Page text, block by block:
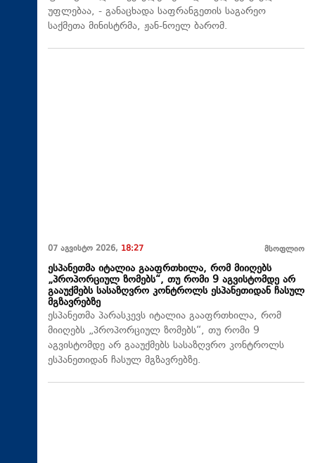
უფლებაა, - განაცხადა საფრანგეთის საგარეო
საქმეთა მინისტრმა, ჟან-ნოელ ბარომ.
07 აგვისტო 2026, 18:27 მსოფლიო
ესპანეთმა იტალია გააფრთხილა, რომ მიიღებს
„პროპორციულ ზომებს“, თუ რომი 9 აგვისტომდე არ
გააუქმებს სასაზღვრო კონტროლს ესპანეთიდან ჩასულ
მგზავრებზე
ესპანეთმა პარასკევს იტალია გააფრთხილა, რომ
მიიღებს „პროპორციულ ზომებს“, თუ რომი 9
აგვისტომდე არ გააუქმებს სასაზღვრო კონტროლს
ესპანეთიდან ჩასულ მგზავრებზე.